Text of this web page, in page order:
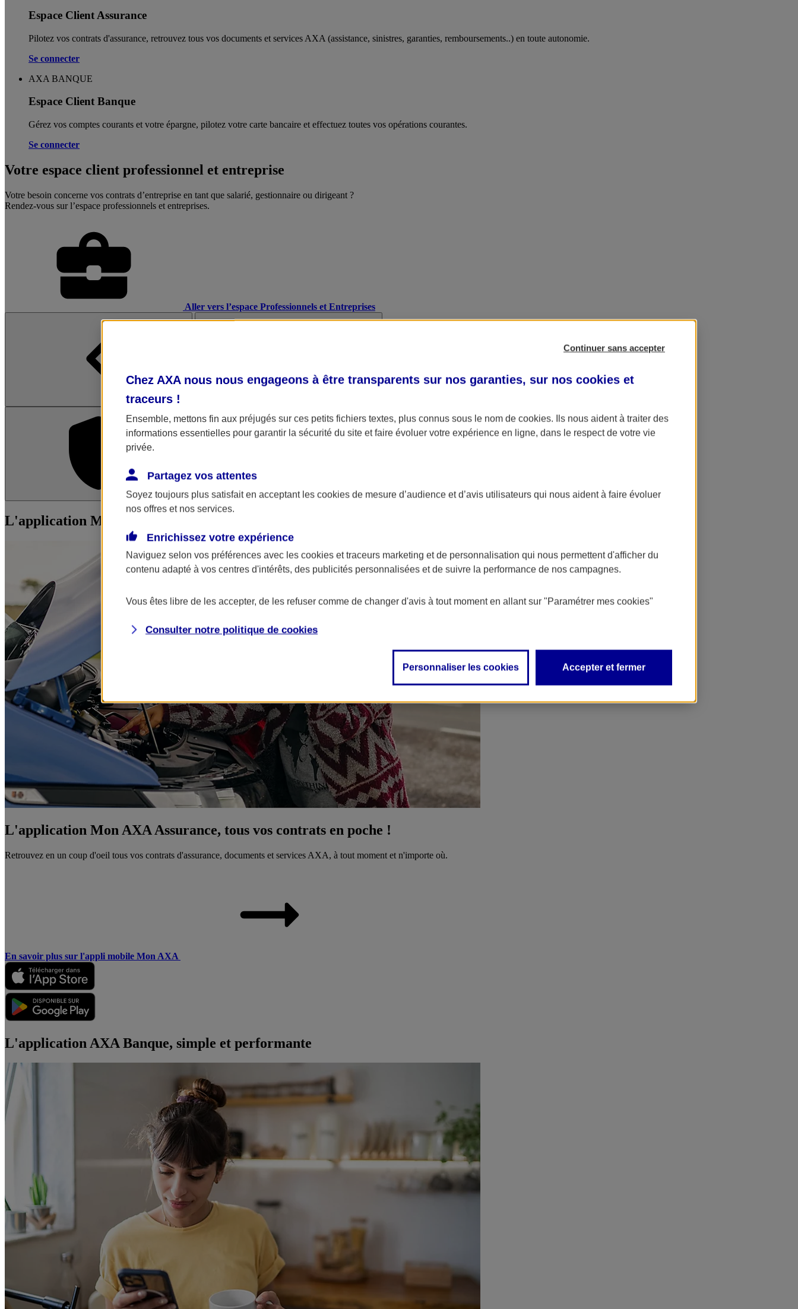
Espace Client Assurance
Pilotez vos contrats d'assurance, retrouvez tous vos documents et services AXA (assistance, sinistres, garanties, remboursements..) en toute autonomie. ​
Se connecter
AXA BANQUE
Espace Client Banque
Gérez vos comptes courants et votre épargne, pilotez votre carte bancaire et effectuez toutes vos opérations courantes.
Se connecter
Votre espace client professionnel et entreprise
Votre besoin concerne vos contrats d’entreprise en tant que salarié, gestionnaire ou dirigeant ?
Rendez-vous sur l’espace professionnels et entreprises.
Aller vers l’espace Professionnels et Entreprises
L'application Mon AXA Assurance L'application AXA Banque
L'application Mon AXA Assurance, tous vos contrats en poche !
L'application Mon AXA Assurance, tous vos contrats en poche !
Retrouvez en un coup d'oeil tous vos contrats d'assurance, documents et services AXA, à tout moment et n'importe où.
En savoir plus sur l'appli mobile Mon AXA
L'application AXA Banque, simple et performante
Continuer sans accepter
Chez AXA nous nous engageons à être transparents sur nos garanties, sur nos cookies et
traceurs !
Ensemble, mettons fin aux préjugés sur ces petits fichiers textes, plus connus sous le nom de cookies. Ils nous aident à traiter des
informations essentielles pour garantir la sécurité du site et faire évoluer votre expérience en ligne, dans le respect de votre vie
privée.
Partagez vos attentes
Soyez toujours plus satisfait en acceptant les cookies de mesure d’audience et d’avis utilisateurs qui nous aident à faire évoluer
nos offres et nos services.
Enrichissez votre expérience
Naviguez selon vos préférences avec les cookies et traceurs marketing et de personnalisation qui nous permettent d'afficher du
contenu adapté à vos centres d'intérêts, des publicités personnalisées et de suivre la performance de nos campagnes.
Vous êtes libre de les accepter, de les refuser comme de changer d'avis à tout moment en allant sur "Paramétrer mes cookies"
Consulter notre politique de cookies
Personnaliser les cookies Accepter et fermer